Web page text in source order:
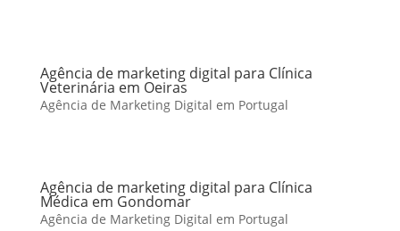
Agência de marketing digital para Clínica
Veterinária em Oeiras
Agência de Marketing Digital em Portugal
Agência de marketing digital para Clínica
Médica em Gondomar
Agência de Marketing Digital em Portugal